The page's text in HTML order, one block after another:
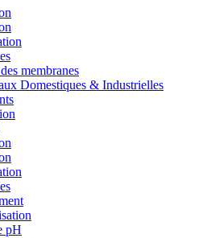
membranes
Domestiques & Industrielles
pH